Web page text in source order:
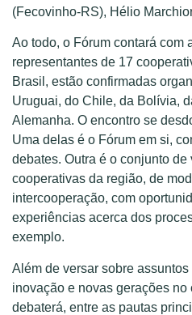
(Fecovinho-RS), Hélio
Ao todo, o Fórum contará com
representantes de 17
Brasil, estão confirmadas
Uruguai, do Chile, da Bolívia,
Alemanha. O encontro se
Uma delas é o Fórum em si,
debates. Outra é o conjunto de
cooperativas da região, de
intercooperação, com
experiências acerca dos
exemplo.
Além de versar sobre
inovação e novas gerações no
debaterá, entre as pautas